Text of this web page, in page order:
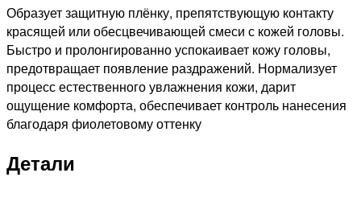
раздражения
кожи,
86мл
Образует защитную плёнку, препятствующую контакту
красящей или обесцвечивающей смеси с кожей головы.
Быстро и пролонгированно успокаивает кожу головы,
предотвращает появление раздражений. Нормализует
процесс естественного увлажнения кожи, дарит
ощущение комфорта, обеспечивает контроль нанесения
благодаря фиолетовому оттенку
Детали